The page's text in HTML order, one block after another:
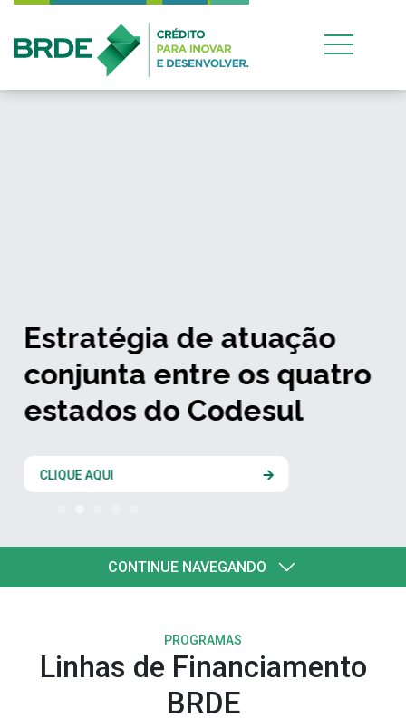
Estratégia de atuação
conjunta entre os quatro
estados do Codesul
CLIQUE AQUI
CONTINUE NAVEGANDO
PROGRAMAS
Linhas de Financiamento
BRDE